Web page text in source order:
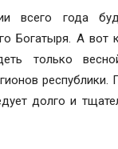
всего года
Богатыря. А вот
только
республики.
долго и